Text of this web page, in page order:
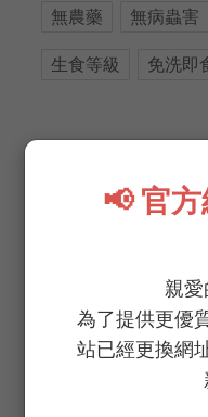
📢 官
親愛
為了提供更優
站已經更換網
無農藥 無病蟲害
生食等級 免洗即
安心蔬菜 我們的
您手中保證超新鮮
心，健康、新鮮、